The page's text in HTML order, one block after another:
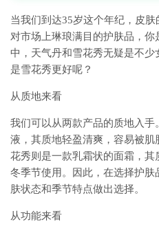
当我们到达35岁这个年纪，皮
对市场上琳琅满目的护肤品，
中，天气丹和雪花秀无疑是不
是雪花秀更好呢？
从质地来看
我们可以从两款产品的质地入
液，其质地轻盈清爽，容易被
花秀则是一款乳霜状的面霜，
冬季节使用。因此，在选择护
肤状态和季节特点做出选择。
从功能来看